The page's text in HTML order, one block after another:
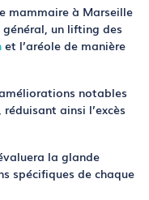
mammaire à Marseille
un lifting des
et l’aréole de manière
notables
réduisant ainsi l’excès
la glande
spécifiques de chaque